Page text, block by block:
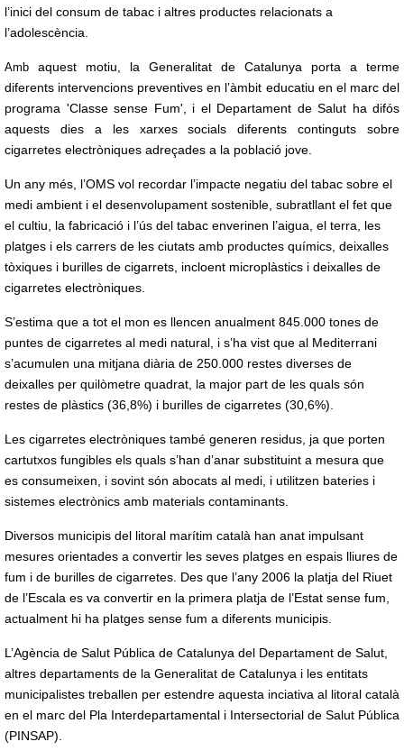
l’inici del consum de tabac i altres productes relacionats a
l’adolescència.
Amb aquest motiu, la Generalitat de Catalunya porta a terme
diferents intervencions preventives en l’àmbit educatiu en el marc del
programa 'Classe sense Fum', i el Departament de Salut ha difós
aquests dies a les xarxes socials diferents continguts sobre
cigarretes electròniques adreçades a la població jove.
Un any més, l’OMS vol recordar l’impacte negatiu del tabac sobre el
medi ambient i el desenvolupament sostenible, subratllant el fet que
el cultiu, la fabricació i l’ús del tabac enverinen l’aigua, el terra, les
platges i els carrers de les ciutats amb productes químics, deixalles
tòxiques i burilles de cigarrets, incloent microplàstics i deixalles de
cigarretes electròniques.
S’estima que a tot el mon es llencen anualment 845.000 tones de
puntes de cigarretes al medi natural, i s’ha vist que al Mediterrani
s’acumulen una mitjana diària de 250.000 restes diverses de
deixalles per quilòmetre quadrat, la major part de les quals són
restes de plàstics (36,8%) i burilles de cigarretes (30,6%).
Les cigarretes electròniques també generen residus, ja que porten
cartutxos fungibles els quals s’han d’anar substituint a mesura que
es consumeixen, i sovint són abocats al medi, i utilitzen bateries i
sistemes electrònics amb materials contaminants.
Diversos municipis del litoral marítim català han anat impulsant
mesures orientades a convertir les seves platges en espais lliures de
fum i de burilles de cigarretes. Des que l’any 2006 la platja del Riuet
de l’Escala es va convertir en la primera platja de l’Estat sense fum,
actualment hi ha platges sense fum a diferents municipis.
L’Agència de Salut Pública de Catalunya del Departament de Salut,
altres departaments de la Generalitat de Catalunya i les entitats
municipalistes treballen per estendre aquesta inciativa al litoral català
en el marc del Pla Interdepartamental i Intersectorial de Salut Pública
(PINSAP).